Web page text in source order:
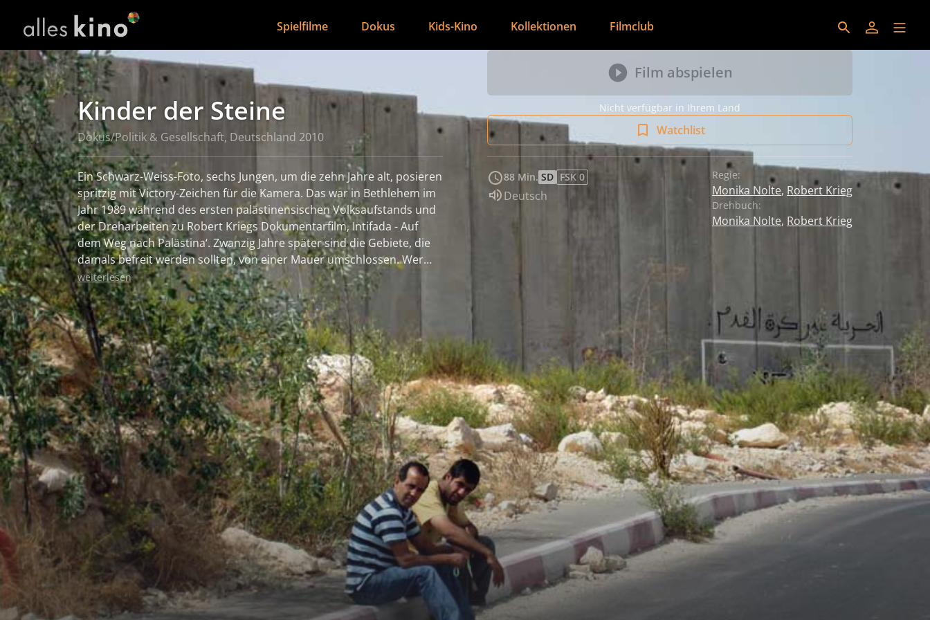
Spielfilme Dokus Kids-Kino Kollektionen Filmclub
Kinder der Steine
Dokus/Politik & Gesellschaft, Deutschland 2010
Film abspielen
Nicht verfügbar in Ihrem Land
Watchlist
Ein Schwarz-Weiss-Foto, sechs Jungen, um die zehn Jahre alt, posieren
spritzig mit Victory-Zeichen für die Kamera. Das war in Bethlehem im
Jahr 1989 während des ersten palästinensischen Volksaufstands und
der Dreharbeiten zu Robert Kriegs Dokumentarfilm‚ Intifada - Auf
dem Weg nach Palästina‘. Zwanzig Jahre später sind die Gebiete, die
damals befreit werden sollten, von einer Mauer umschlossen. Wer
waren die Kinder auf dem Bild? Wie leben sie heute? Leben sie noch?
Mit dem Foto in der Hand kehrt das Filmteam nach Bethlehem zurück,
um die Jungen zu suchen und kennen zu lernen. Die sechs Kinder,
heute Väter, waren zu jung, um die Intifada mit zu gestalten; sie
haben weder politischen Analysen noch Rechtfertigungen. Sie leben
bis heute in der Altstadt von Bethlehem, ihre Verbindung zueinander
ist nicht abgerissen. Das Filmteam ist eins von unzähligen, die die
besetzten palästinensischen Gebiete seit Jahrzehnten täglich
belagern – und vielleicht das einzige, das je zurück gekehrt ist. Aus
Sorge, aus Interesse und Anteilnahme. Die kurze Begegnung zwischen
Pose und Auslöser sowie die Rückkehr des Filmteams spannt ein fast
zauberhaftes Band aus Fremdheit und Vertrauen. Die Männer
erinnern, ulken, nehmen die Gäste mit auf ihre Arbeit und nach
Hause. Sie diskutieren die Zerstrittenheit ihrer Gesellschaft und
werden für kurze Zeit wieder zur Gang, deren Streifzüge unweigerlich
an einer Mauer enden.
weiterlesen
88 Min. SD FSK 0
Sprache:
Deutsch
Regie:
Monika Nolte, Robert Krieg
Drehbuch:
Monika Nolte, Robert Krieg
Weitere Informationen